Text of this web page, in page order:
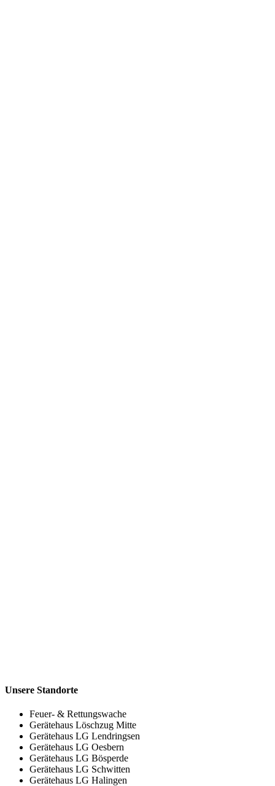
Unsere Standorte
Feuer- & Rettungswache
Gerätehaus Löschzug Mitte
Gerätehaus LG Lendringsen
Gerätehaus LG Oesbern
Gerätehaus LG Bösperde
Gerätehaus LG Schwitten
Gerätehaus LG Halingen